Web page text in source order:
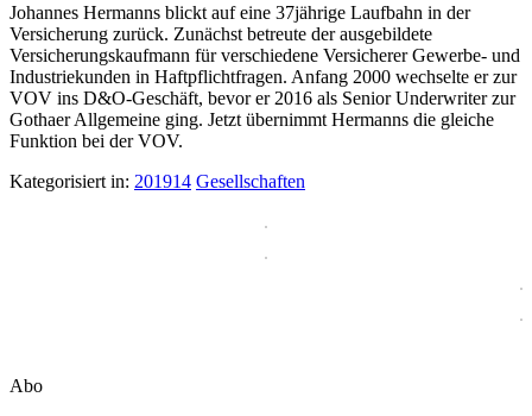
Johannes Hermanns blickt auf eine 37jährige Laufbahn in der
Versicherung zurück. Zunächst betreute der ausgebildete
Versicherungskaufmann für verschiedene Versicherer Gewerbe- und
Industriekunden in Haftpflichtfragen. Anfang 2000 wechselte er zur
VOV ins D&O-Geschäft, bevor er 2016 als Senior Underwriter zur
Gothaer Allgemeine ging. Jetzt übernimmt Hermanns die gleiche
Funktion bei der VOV.
Kategorisiert in: 201914 Gesellschaften
Abo